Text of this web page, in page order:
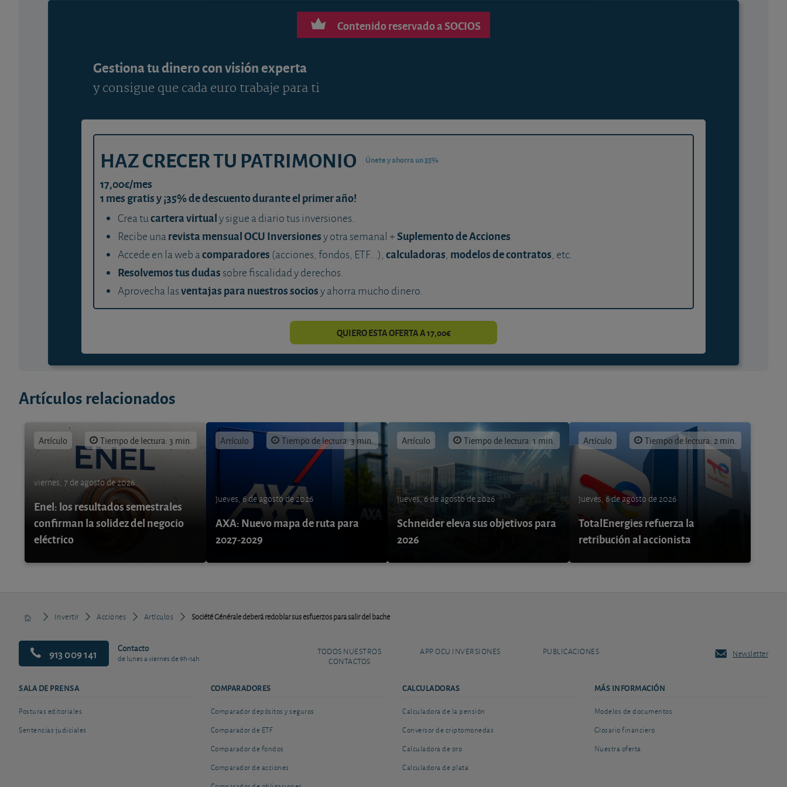
Contenido reservado a SOCIOS
Gestiona tu dinero con visión experta
y consigue que cada euro trabaje para ti
HAZ CRECER TU PATRIMONIO Únete y ahorra un 35%
17,00€/mes
1 mes gratis y ¡35% de descuento durante el primer año!
Crea tucartera virtualy sigue a diario tus inversiones.
Recibe unarevista mensual OCU Inversionesy otra semanal +Suplemento de Acciones.
Accede en la web acomparadores (acciones, fondos, ETF...), calculadoras, modelos de contratos, etc.
Resolvemos tus dudas sobre fiscalidad y derechos.
Aprovecha lasventajas para nuestros sociosy ahorra mucho dinero.
QUIERO ESTA OFERTA A 17,00€
Artículos relacionados
Artículo Tiempo de lectura: 3 min.
viernes, 7 de agosto de 2026
Enel: los resultados semestrales
confirman la solidez del negocio
eléctrico
Artículo Tiempo de lectura: 3 min.
jueves, 6 de agosto de 2026
AXA: Nuevo mapa de ruta para
2027-2029
Artículo Tiempo de lectura: 1 min.
jueves, 6 de agosto de 2026
Schneider eleva sus objetivos para
2026
Artículo Tiempo de lectura: 2 min.
jueves, 6 de agosto de 2026
TotalEnergies refuerza la
retribución al accionista
Invertir Acciones Artículos Société Générale deberá redoblar sus esfuerzos para salir del bache
913 009 141 Contacto
de lunes a viernes de 9h-14h
TODOS NUESTROS
CONTACTOS
APP OCU INVERSIONES PUBLICACIONES Newsletter
SALA DE PRENSA
Posturas editoriales
Sentencias judiciales
COMPARADORES
Comparador depósitos y seguros
Comparador de ETF
Comparador de fondos
Comparador de acciones
CALCULADORAS
Calculadora de la pensión
Conversor de criptomonedas
Calculadora de oro
Calculadora de plata
MÁS INFORMACIÓN
Modelos de documentos
Glosario financiero
Nuestra oferta